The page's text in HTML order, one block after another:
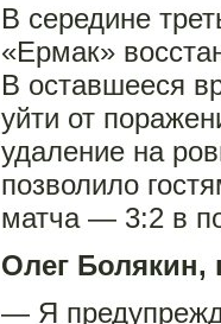
В середине
«Ермак»
В оставшееся
уйти от
удаление на
позволило
матча — 3:2 в
Олег Болякин,
— Я